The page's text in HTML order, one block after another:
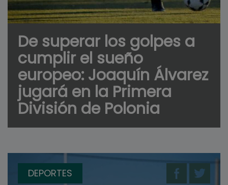
De superar los golpes a
cumplir el sueño
europeo: Joaquín Álvarez
jugará en la Primera
División de Polonia
DEPORTES